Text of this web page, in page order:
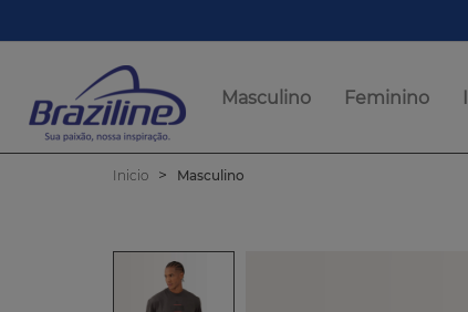
Masculino Feminino
Inicio Masculino